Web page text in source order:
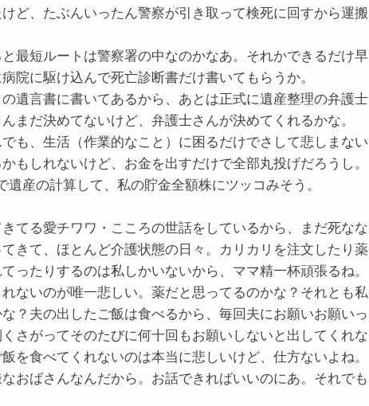
ど、たぶんいったん警察が引き取って検死に回すから運搬
最短ルートは警察署の中なのかなあ。それかできるだけ早
院に駆け込んで死亡診断書だけ書いてもらうか。
遺言書に書いてあるから、あとは正式に遺産整理の弁護士
まだ決めてないけど、弁護士さんが決めてくれるかな。
も、生活（作業的なこと）に困るだけでさして悲しまない
もしれないけど、お金を出すだけで全部丸投げだろうし。
産の計算して、私の貯金全額株にツッコみそう。
てる愛チワワ・こころの世話をしているから、まだ死なな
きて、ほとんど介護状態の日々。カリカリを注文したり薬
ったりするのは私しかいないから、ママ精一杯頑張るね。
ないのが唯一悲しい。薬だと思ってるのかな？それとも私
？夫の出したご飯は食べるから、毎回夫にお願いお願いっ
さがってそのたびに何十回もお願いしないと出してくれな
を食べてくれないのは本当に悲しいけど、仕方ないよね。
おばさんなんだから。お話できればいいのにあ。それでも